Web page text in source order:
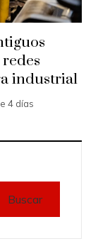
industrial
4 días
Buscar